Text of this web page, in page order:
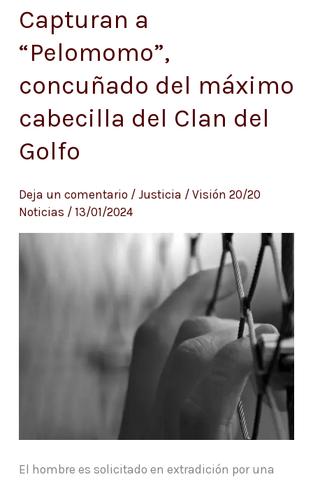
Capturan a
“Pelomomo”,
concuñado del máximo
cabecilla del Clan del
Golfo
Deja un comentario / Justicia / Visión 20/20
Noticias / 13/01/2024
El hombre es solicitado en extradición por una
Capturan
“Pelomomo”,
concuñado
máximo
cabecilla
Clan
del